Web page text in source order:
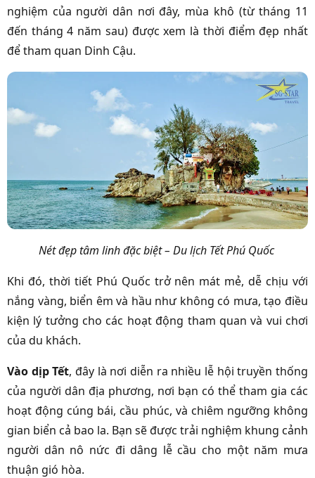
nghiệm của người dân nơi đây, mùa khô (từ tháng 11
đến tháng 4 năm sau) được xem là thời điểm đẹp nhất
để tham quan Dinh Cậu.
Nét đẹp tâm linh đặc biệt – Du lịch Tết Phú Quốc
Khi đó, thời tiết Phú Quốc trở nên mát mẻ, dễ chịu với
nắng vàng, biển êm và hầu như không có mưa, tạo điều
kiện lý tưởng cho các hoạt động tham quan và vui chơi
của du khách.
Vào dịp Tết, đây là nơi diễn ra nhiều lễ hội truyền thống
của người dân địa phương, nơi bạn có thể tham gia các
hoạt động cúng bái, cầu phúc, và chiêm ngưỡng không
gian biển cả bao la. Bạn sẽ được trải nghiệm khung cảnh
người dân nô nức đi dâng lễ cầu cho một năm mưa
thuận gió hòa.